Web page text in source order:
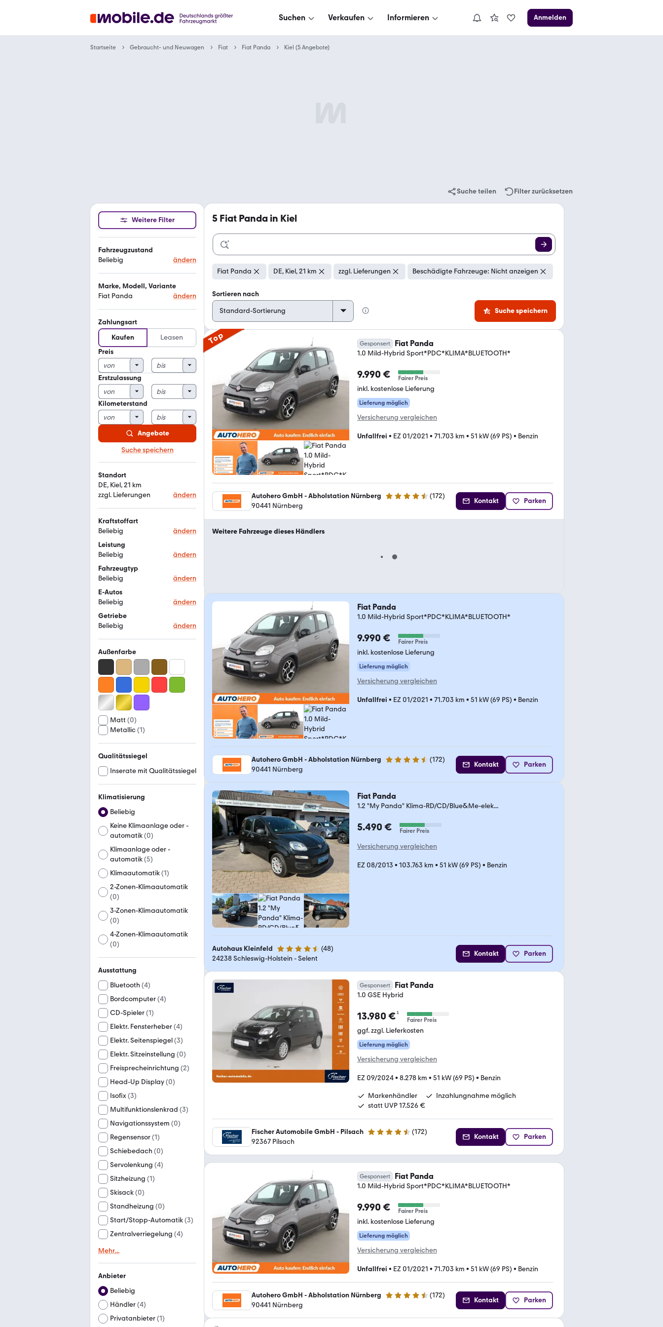
Suchen Verkaufen Informieren Anmelden
Startseite Gebraucht- und Neuwagen Fiat Fiat Panda Kiel (5 Angebote)
Suche teilen Filter zurücksetzen
Weitere Filter
Fahrzeugzustand
Beliebig
ändern
Marke, Modell, Variante
Fiat Panda
ändern
Zahlungsart
Kaufen
Leasen
Preis
Erstzulassung
Kilometerstand
Angebote
Suche speichern
Standort
DE, Kiel, 21 km
zzgl. Lieferungen
ändern
Kraftstoffart
Beliebig
ändern
Leistung
Beliebig
ändern
Fahrzeugtyp
Beliebig
ändern
E-Autos
Beliebig
ändern
Getriebe
Beliebig
ändern
Außenfarbe
Matt (0)
Metallic(1)
Qualitätssiegel
Inserate mit Qualitätssiegel
Klimatisierung
Beliebig
Keine Klimaanlage oder -
automatik(0)
Klimaanlage oder -
automatik(5)
Klimaautomatik(1)
2-Zonen-Klimaautomatik
(0)
3-Zonen-Klimaautomatik
(0)
4-Zonen-Klimaautomatik
(0)
Ausstattung
Bluetooth (4)
Bordcomputer(4)
CD-Spieler(1)
Elektr. Fensterheber(4)
Elektr. Seitenspiegel(3)
Elektr. Sitzeinstellung (0)
Freisprecheinrichtung (2)
Head-Up Display(0)
Isofix(3)
Multifunktionslenkrad (3)
Navigationssystem (0)
Regensensor(1)
Schiebedach (0)
Servolenkung (4)
Sitzheizung (1)
Skisack(0)
Standheizung (0)
Start/Stopp-Automatik(3)
Zentralverriegelung (4)
Mehr...
Anbieter
Beliebig
Händler(4)
Privatanbieter(1)
5 Fiat Panda in Kiel
Fiat Panda DE, Kiel, 21 km zzgl. Lieferungen Beschädigte Fahrzeuge: Nicht anzeigen
Sortieren nach
Suche speichern
Top Gesponsert Fiat Panda
1.0 Mild-Hybrid Sport*PDC*KLIMA*BLUETOOTH*
9.990 € Fairer Preis
inkl. kostenlose Lieferung
Lieferung möglich
Versicherung vergleichen
Unfallfrei • EZ 01/2021 • 71.703 km • 51 kW (69 PS) • Benzin
Autohero GmbH - Abholstation Nürnberg 4.5 Sterne (172)
90441 Nürnberg
Kontakt Parken
Weitere Fahrzeuge dieses Händlers
Fiat Panda
1.0 Mild-Hybrid Sport*PDC*KLIMA*BLUETOOTH*
9.990 € Fairer Preis
inkl. kostenlose Lieferung
Lieferung möglich
Versicherung vergleichen
Unfallfrei • EZ 01/2021 • 71.703 km • 51 kW (69 PS) • Benzin
Autohero GmbH - Abholstation Nürnberg 4.5 Sterne (172)
90441 Nürnberg
Kontakt Parken
Fiat Panda
1.2 "My Panda" Klima-RD/CD/Blue&Me-elek...
5.490 € Fairer Preis
Versicherung vergleichen
EZ 08/2013 • 103.763 km • 51 kW (69 PS) • Benzin
Autohaus Kleinfeld 4.3 Sterne (48)
24238 Schleswig-Holstein - Selent
Kontakt Parken
Gesponsert Fiat Panda
1.0 GSE Hybrid
13.980 €¹
Fairer Preis
ggf. zzgl. Lieferkosten
Lieferung möglich
Versicherung vergleichen
EZ 09/2024• 8.278 km • 51 kW (69 PS) • Benzin
Markenhändler
Inzahlungnahme möglich
statt UVP 17.526 €
Fischer Automobile GmbH - Pilsach 4.7 Sterne (172)
92367 Pilsach
Kontakt Parken
Gesponsert Fiat Panda
1.0 Mild-Hybrid Sport*PDC*KLIMA*BLUETOOTH*
9.990 € Fairer Preis
inkl. kostenlose Lieferung
Lieferung möglich
Versicherung vergleichen
Unfallfrei • EZ 01/2021 • 71.703 km • 51 kW (69 PS) • Benzin
Autohero GmbH - Abholstation Nürnberg 4.5 Sterne (172)
90441 Nürnberg
Kontakt Parken